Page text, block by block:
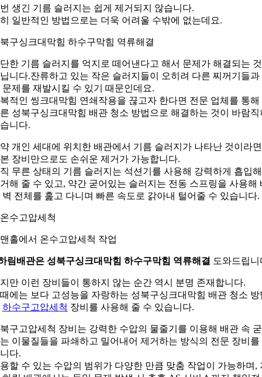
생긴 기름 슬러지는 쉽게 제거되지 않습니다.
일반적인 방법으로는 더욱 어려울 수밖에 없는데요.
구싱크대막힘 하수구막힘 역류해결
한 기름 슬러지를 억지로 떼어낸다고 해서 문제가 해결되는
니다.잔류하고 있는 작은 슬러지들이 오히려 다른 찌꺼기들과
문제를 재발시킬 수 있기 때문인데요.
적인 씽크대막힘 연쇄작용을 끊고자 한다면 전문 업체를 통해
성북구싱크대막힘 배관 청소 방법으로 해결하는 것이 바람직
니다.
개인 세대에 위치한 배관에서 기름 슬러지가 나타난 것이라면
장비만으로도 손쉬운 제거가 가능합니다.
무른 상태의 기름 슬러지는 석션기를 사용해 강력하게 흡입해
해 줄 수 있고, 약간 굳어있는 슬러지는 전동 스프링을 사용해
벽 전체를 훑고 다니며 빠른 속도로 갉아내 털어줄 수 있습니다.
홀에서 온수고압세척 작업
림배관은 성북구싱크대막힘 하수구막힘 역류해결 도와드립니
만 이런 장비들이 통하지 않는 순간 역시 분명 존재합니다.
에는 보다 고성능을 자랑하는 성북구싱크대막힘 배관 청소 방
하수구고압세척 장비를 사용해 줄 수 있습니다.
구고압세척 장비는 강력한 수압의 물줄기를 이용해 배관 속
이물질들을 파쇄하고 밀어내어 제거하는 방식의 전문 장비를
다.
할 수 있는 수압의 범위가 다양한 만큼 맞춤 작업이 가능하며,